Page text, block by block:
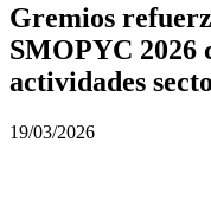
Gremios
SMOPYC 2026
actividades
19/03/2026